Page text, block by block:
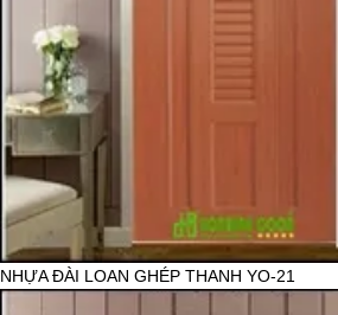
NHỰA ĐÀI LOAN GHÉP THANH YO-21